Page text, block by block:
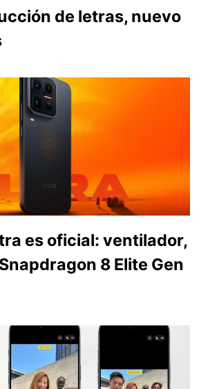
de letras, nuevo
es oficial: ventilador,
8 Elite Gen